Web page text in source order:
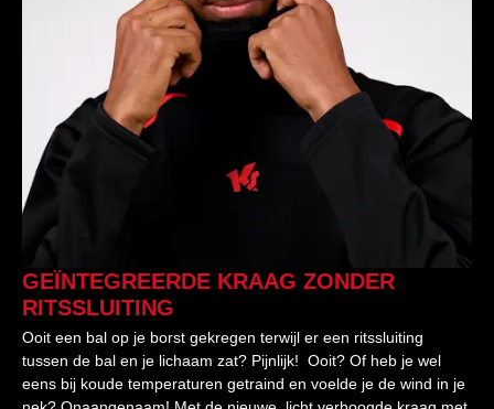
GEÏNTEGREERDE KRAAG ZONDER
RITSSLUITING
Ooit een bal op je borst gekregen terwijl er een ritssluiting
tussen de bal en je lichaam zat? Pijnlijk! Ooit? Of heb je wel
eens bij koude temperaturen getraind en voelde je de wind in je